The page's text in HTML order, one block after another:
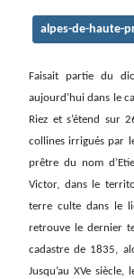
alpes-de-haute-
Faisait partie du
aujourd’hui dans le
Riez et s’étend sur
collines irrigués par
prêtre du nom
Victor, dans le
terre culte dans le
retrouve le dernier
cadastre de 1835,
Jusqu’au XVe